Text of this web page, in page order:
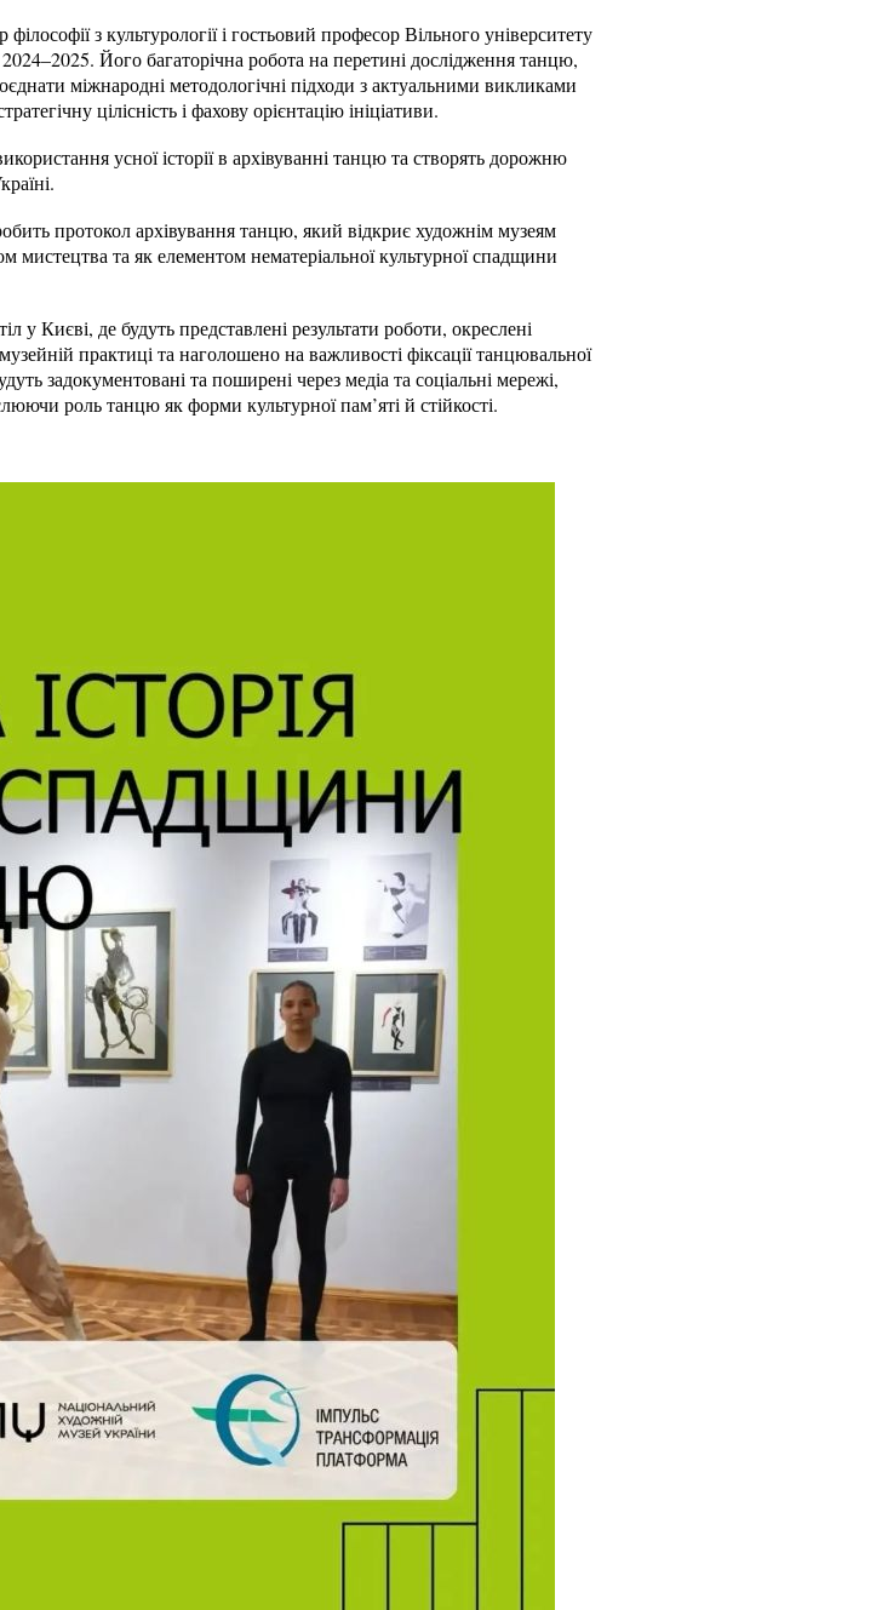
з культурології і гостьовий професор Вільного університету
Його багаторічна робота на перетині дослідження танцю,
міжнародні методологічні підходи з актуальними викликами
цілісність і фахову орієнтацію ініціативи.
усної історії в архівуванні танцю та створять дорожню
протокол архівування танцю, який відкриє художнім музеям
та як елементом нематеріальної культурної спадщини
Києві, де будуть представлені результати роботи, окреслені
практиці та наголошено на важливості фіксації танцювальної
задокументовані та поширені через медіа та соціальні мережі,
роль танцю як форми культурної пам’яті й стійкості.